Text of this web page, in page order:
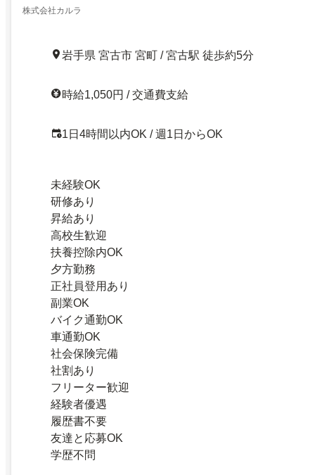
株式会社カルラ
岩手県 宮古市 宮町 / 宮古駅 徒歩約5分
時給1,050円 / 交通費支給
1日4時間以内OK / 週1日からOK
未経験OK
研修あり
昇給あり
高校生歓迎
扶養控除内OK
夕方勤務
正社員登用あり
副業OK
バイク通勤OK
車通勤OK
社会保険完備
社割あり
フリーター歓迎
経験者優遇
履歴書不要
友達と応募OK
学歴不問